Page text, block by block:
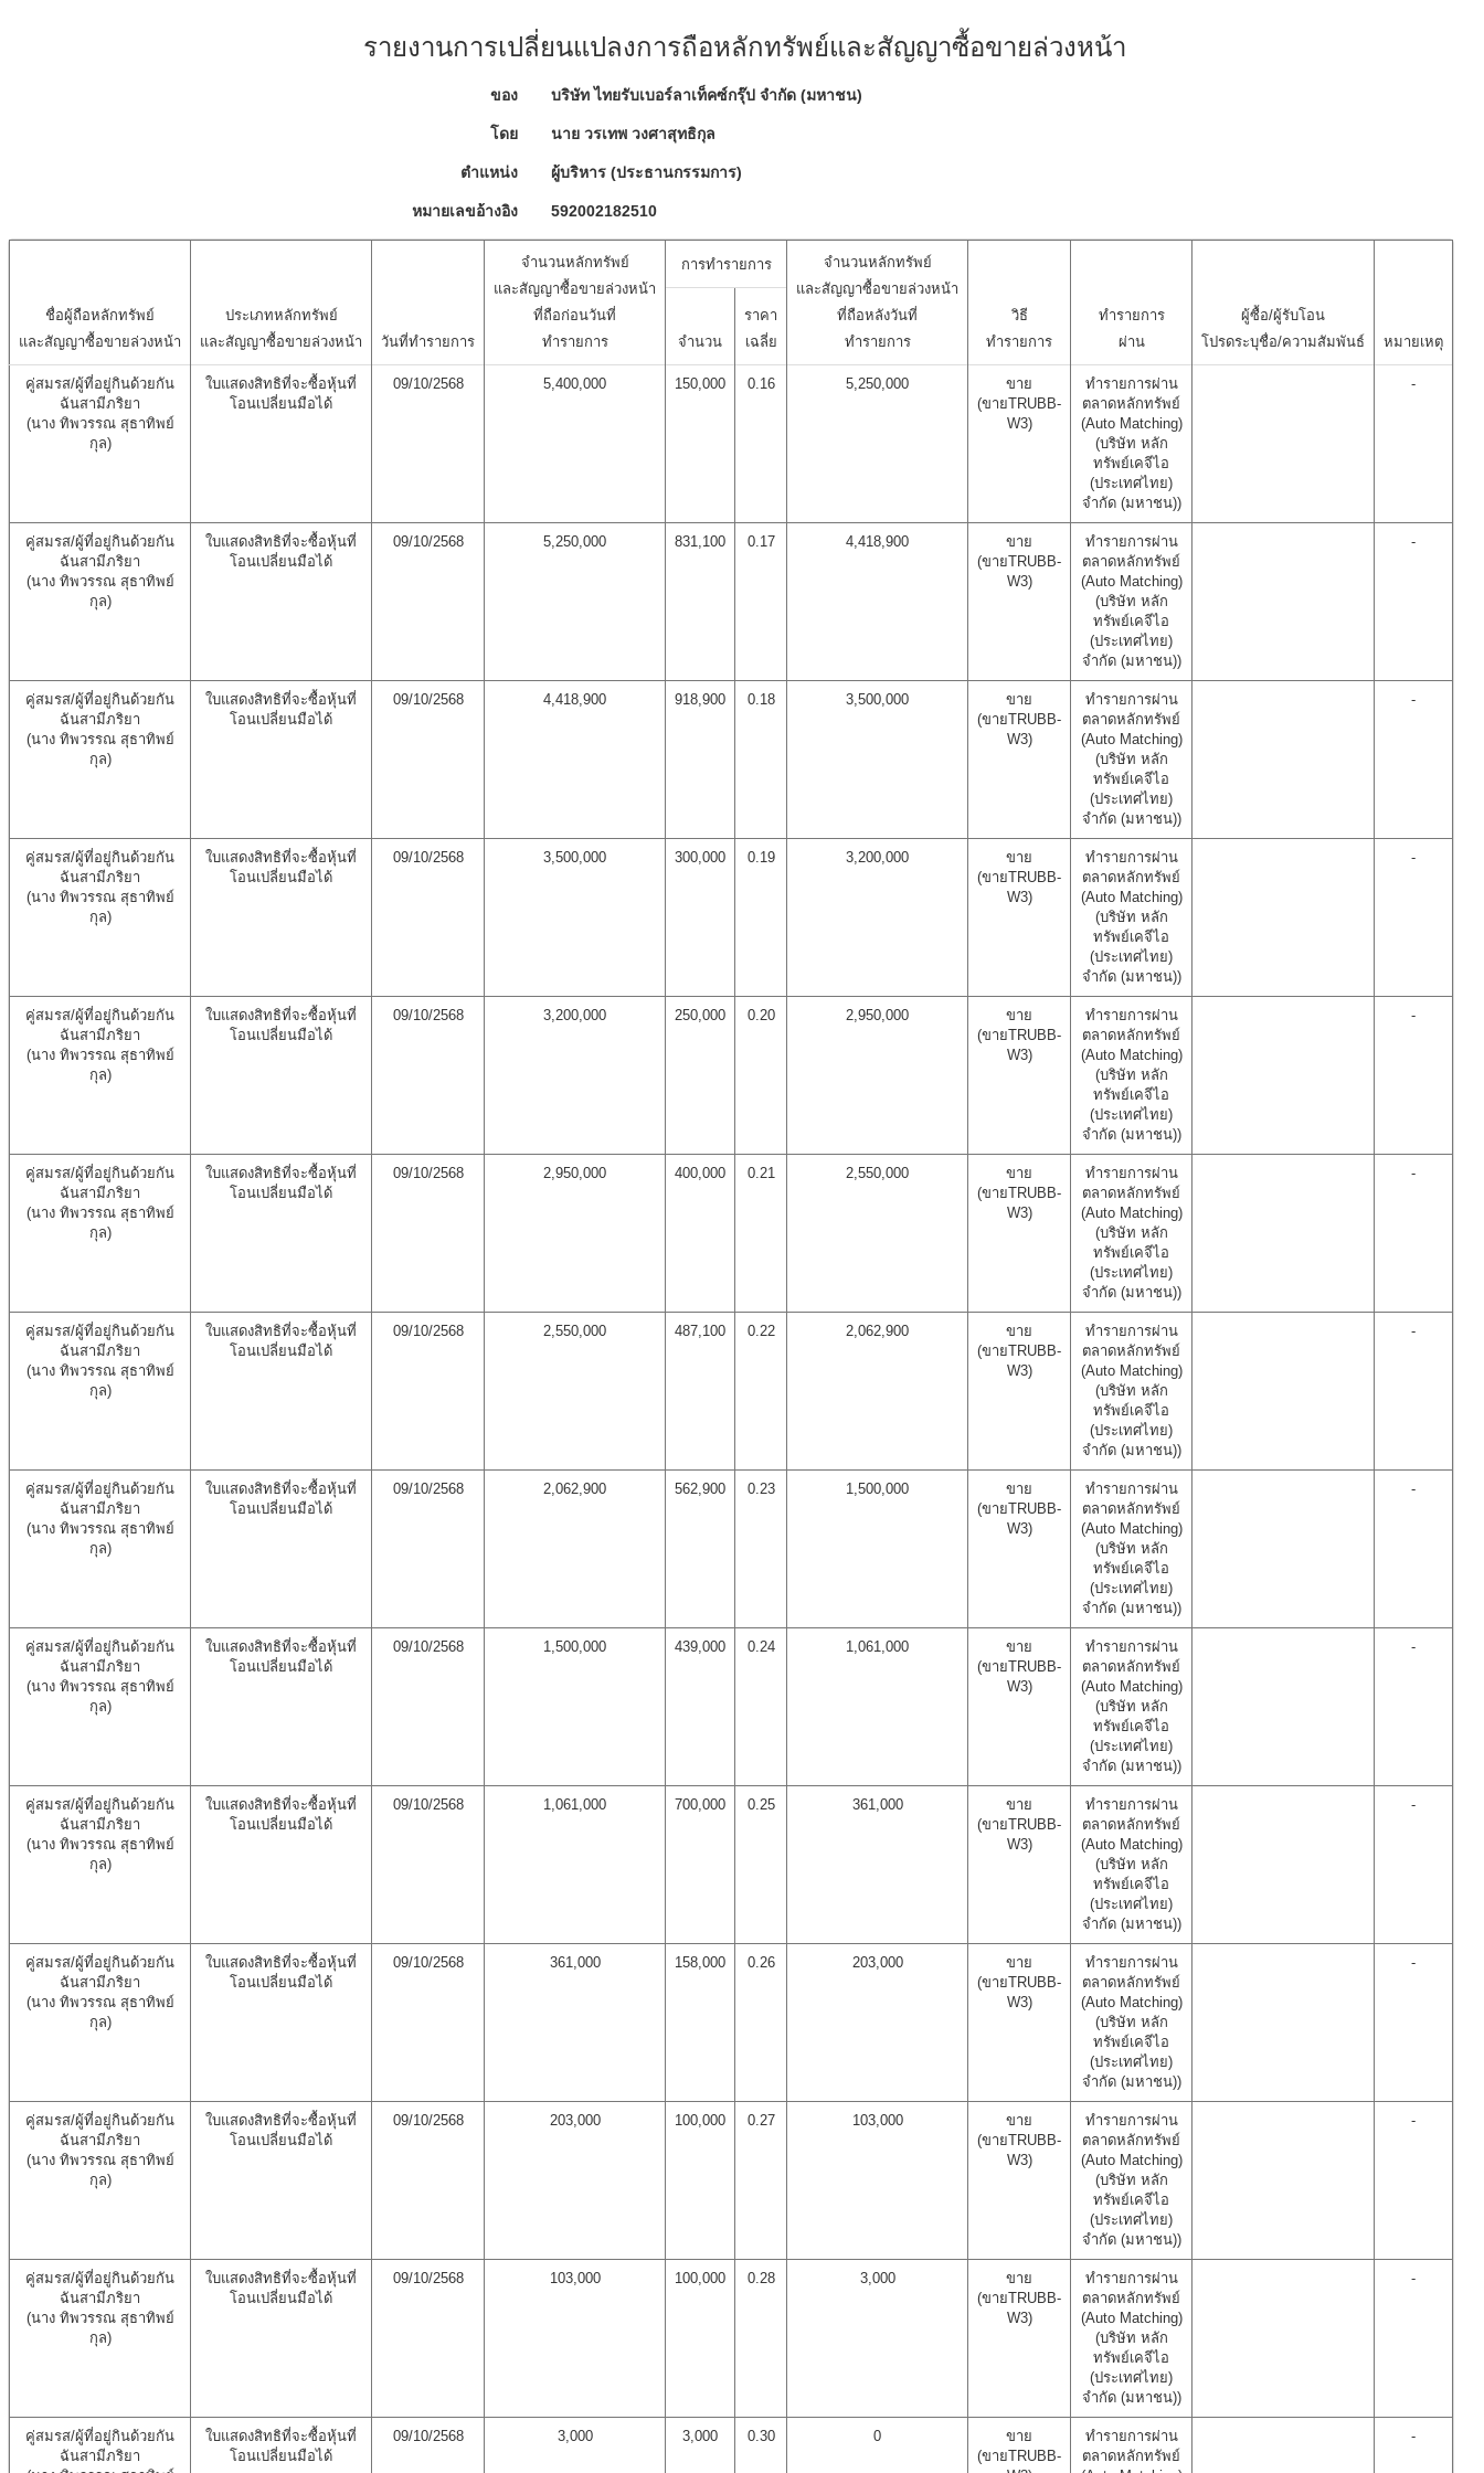
รายงานการเปลี่ยนแปลงการถือหลักทรัพย์และสัญญาซื้อขายล่วงหน้า
ของ บริษัท ไทยรับเบอร์ลาเท็คซ์กรุ๊ป จำกัด (มหาชน)
โดย นาย วรเทพ วงศาสุทธิกุล
ตำแหน่ง ผู้บริหาร (ประธานกรรมการ)
หมายเลขอ้างอิง 592002182510
ชื่อผู้ถือหลักทรัพย์
และสัญญาซื้อขายล่วงหน้า
ประเภทหลักทรัพย์
และสัญญาซื้อขายล่วงหน้า
วันที่ทำรายการ
จำนวนหลักทรัพย์
และสัญญาซื้อขายล่วงหน้า
ที่ถือก่อนวันที่
ทำรายการ
การทำรายการ
จำนวนหลักทรัพย์
และสัญญาซื้อขายล่วงหน้า
ที่ถือหลังวันที่
ทำรายการ
วิธี
ทำรายการ
ทำรายการ
ผ่าน
ผู้ซื้อ/ผู้รับโอน
โปรดระบุชื่อ/ความสัมพันธ์
หมายเหตุ
จำนวน
ราคา
เฉลี่ย
คู่สมรส/ผู้ที่อยู่กินด้วยกัน
ฉันสามีภริยา
(นาง ทิพวรรณ สุธาทิพย์
กุล)
ใบแสดงสิทธิที่จะซื้อหุ้นที่
โอนเปลี่ยนมือได้
09/10/2568 5,400,000 150,000 0.16 5,250,000
ขาย
(ขายTRUBB-
W3)
ทำรายการผ่าน
ตลาดหลักทรัพย์
(Auto Matching)
(บริษัท หลัก
ทรัพย์เคจีไอ
(ประเทศไทย)
จำกัด (มหาชน))
-
คู่สมรส/ผู้ที่อยู่กินด้วยกัน
ฉันสามีภริยา
(นาง ทิพวรรณ สุธาทิพย์
กุล)
ใบแสดงสิทธิที่จะซื้อหุ้นที่
โอนเปลี่ยนมือได้
09/10/2568 5,250,000 831,100 0.17 4,418,900
ขาย
(ขายTRUBB-
W3)
ทำรายการผ่าน
ตลาดหลักทรัพย์
(Auto Matching)
(บริษัท หลัก
ทรัพย์เคจีไอ
(ประเทศไทย)
จำกัด (มหาชน))
-
คู่สมรส/ผู้ที่อยู่กินด้วยกัน
ฉันสามีภริยา
(นาง ทิพวรรณ สุธาทิพย์
กุล)
ใบแสดงสิทธิที่จะซื้อหุ้นที่
โอนเปลี่ยนมือได้
09/10/2568 4,418,900 918,900 0.18 3,500,000
ขาย
(ขายTRUBB-
W3)
ทำรายการผ่าน
ตลาดหลักทรัพย์
(Auto Matching)
(บริษัท หลัก
ทรัพย์เคจีไอ
(ประเทศไทย)
จำกัด (มหาชน))
-
คู่สมรส/ผู้ที่อยู่กินด้วยกัน
ฉันสามีภริยา
(นาง ทิพวรรณ สุธาทิพย์
กุล)
ใบแสดงสิทธิที่จะซื้อหุ้นที่
โอนเปลี่ยนมือได้
09/10/2568 3,500,000 300,000 0.19 3,200,000
ขาย
(ขายTRUBB-
W3)
ทำรายการผ่าน
ตลาดหลักทรัพย์
(Auto Matching)
(บริษัท หลัก
ทรัพย์เคจีไอ
(ประเทศไทย)
จำกัด (มหาชน))
-
คู่สมรส/ผู้ที่อยู่กินด้วยกัน
ฉันสามีภริยา
(นาง ทิพวรรณ สุธาทิพย์
กุล)
ใบแสดงสิทธิที่จะซื้อหุ้นที่
โอนเปลี่ยนมือได้
09/10/2568 3,200,000 250,000 0.20 2,950,000
ขาย
(ขายTRUBB-
W3)
ทำรายการผ่าน
ตลาดหลักทรัพย์
(Auto Matching)
(บริษัท หลัก
ทรัพย์เคจีไอ
(ประเทศไทย)
จำกัด (มหาชน))
-
คู่สมรส/ผู้ที่อยู่กินด้วยกัน
ฉันสามีภริยา
(นาง ทิพวรรณ สุธาทิพย์
กุล)
ใบแสดงสิทธิที่จะซื้อหุ้นที่
โอนเปลี่ยนมือได้
09/10/2568 2,950,000 400,000 0.21 2,550,000
ขาย
(ขายTRUBB-
W3)
ทำรายการผ่าน
ตลาดหลักทรัพย์
(Auto Matching)
(บริษัท หลัก
ทรัพย์เคจีไอ
(ประเทศไทย)
จำกัด (มหาชน))
-
คู่สมรส/ผู้ที่อยู่กินด้วยกัน
ฉันสามีภริยา
(นาง ทิพวรรณ สุธาทิพย์
กุล)
ใบแสดงสิทธิที่จะซื้อหุ้นที่
โอนเปลี่ยนมือได้
09/10/2568 2,550,000 487,100 0.22 2,062,900
ขาย
(ขายTRUBB-
W3)
ทำรายการผ่าน
ตลาดหลักทรัพย์
(Auto Matching)
(บริษัท หลัก
ทรัพย์เคจีไอ
(ประเทศไทย)
จำกัด (มหาชน))
-
คู่สมรส/ผู้ที่อยู่กินด้วยกัน
ฉันสามีภริยา
(นาง ทิพวรรณ สุธาทิพย์
กุล)
ใบแสดงสิทธิที่จะซื้อหุ้นที่
โอนเปลี่ยนมือได้
09/10/2568 2,062,900 562,900 0.23 1,500,000
ขาย
(ขายTRUBB-
W3)
ทำรายการผ่าน
ตลาดหลักทรัพย์
(Auto Matching)
(บริษัท หลัก
ทรัพย์เคจีไอ
(ประเทศไทย)
จำกัด (มหาชน))
-
คู่สมรส/ผู้ที่อยู่กินด้วยกัน
ฉันสามีภริยา
(นาง ทิพวรรณ สุธาทิพย์
กุล)
ใบแสดงสิทธิที่จะซื้อหุ้นที่
โอนเปลี่ยนมือได้
09/10/2568 1,500,000 439,000 0.24 1,061,000
ขาย
(ขายTRUBB-
W3)
ทำรายการผ่าน
ตลาดหลักทรัพย์
(Auto Matching)
(บริษัท หลัก
ทรัพย์เคจีไอ
(ประเทศไทย)
จำกัด (มหาชน))
-
คู่สมรส/ผู้ที่อยู่กินด้วยกัน
ฉันสามีภริยา
(นาง ทิพวรรณ สุธาทิพย์
กุล)
ใบแสดงสิทธิที่จะซื้อหุ้นที่
โอนเปลี่ยนมือได้
09/10/2568 1,061,000 700,000 0.25 361,000
ขาย
(ขายTRUBB-
W3)
ทำรายการผ่าน
ตลาดหลักทรัพย์
(Auto Matching)
(บริษัท หลัก
ทรัพย์เคจีไอ
(ประเทศไทย)
จำกัด (มหาชน))
-
คู่สมรส/ผู้ที่อยู่กินด้วยกัน
ฉันสามีภริยา
(นาง ทิพวรรณ สุธาทิพย์
กุล)
ใบแสดงสิทธิที่จะซื้อหุ้นที่
โอนเปลี่ยนมือได้
09/10/2568 361,000 158,000 0.26 203,000
ขาย
(ขายTRUBB-
W3)
ทำรายการผ่าน
ตลาดหลักทรัพย์
(Auto Matching)
(บริษัท หลัก
ทรัพย์เคจีไอ
(ประเทศไทย)
จำกัด (มหาชน))
-
คู่สมรส/ผู้ที่อยู่กินด้วยกัน
ฉันสามีภริยา
(นาง ทิพวรรณ สุธาทิพย์
กุล)
ใบแสดงสิทธิที่จะซื้อหุ้นที่
โอนเปลี่ยนมือได้
09/10/2568 203,000 100,000 0.27 103,000
ขาย
(ขายTRUBB-
W3)
ทำรายการผ่าน
ตลาดหลักทรัพย์
(Auto Matching)
(บริษัท หลัก
ทรัพย์เคจีไอ
(ประเทศไทย)
จำกัด (มหาชน))
-
คู่สมรส/ผู้ที่อยู่กินด้วยกัน
ฉันสามีภริยา
(นาง ทิพวรรณ สุธาทิพย์
กุล)
ใบแสดงสิทธิที่จะซื้อหุ้นที่
โอนเปลี่ยนมือได้
09/10/2568 103,000 100,000 0.28 3,000
ขาย
(ขายTRUBB-
W3)
ทำรายการผ่าน
ตลาดหลักทรัพย์
(Auto Matching)
(บริษัท หลัก
ทรัพย์เคจีไอ
(ประเทศไทย)
จำกัด (มหาชน))
-
คู่สมรส/ผู้ที่อยู่กินด้วยกัน
ฉันสามีภริยา
ใบแสดงสิทธิที่จะซื้อหุ้นที่
โอนเปลี่ยนมือได้
09/10/2568 3,000 3,000 0.30 0
ขาย
(ขายTRUBB-
ทำรายการผ่าน
ตลาดหลักทรัพย์
-